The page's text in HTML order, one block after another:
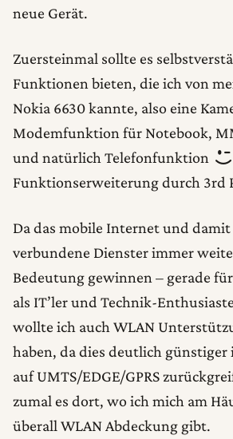
neue Gerät.
Zuersteinmal sollte es
Funktionen bieten, die ich von
Nokia 6630 kannte, also eine
Modemfunktion für Notebook,
und natürlich Telefonfunktion
Funktionserweiterung durch 3rd
Da das mobile Internet und damit
verbundene Dienster immer
Bedeutung gewinnen – gerade
als IT’ler und Technik-
wollte ich auch WLAN
haben, da dies deutlich günstiger
auf UMTS/EDGE/GPRS
zumal es dort, wo ich mich am
überall WLAN Abdeckung gibt.